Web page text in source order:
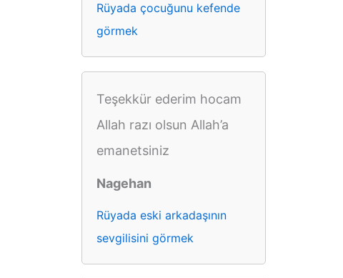
Rüyada çocuğunu kefende
görmek
Teşekkür ederim hocam
Allah razı olsun Allah’a
emanetsiniz
Nagehan
Rüyada eski arkadaşının
sevgilisini görmek